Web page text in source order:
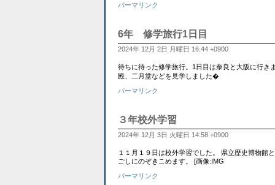
パーマリンク
6年 修学旅行1日目
2024年 12月 2日 月曜日 16:44 +0900
待ちに待った修学旅行。1日目は奈良と大阪に行き
殿、二月堂などを見学しました�
パーマリンク
３年校外学習
2024年 12月 3日 火曜日 14:58 +0900
１１月１９日は校外学習でした。 県立歴史博物館
ごしにのぞきこめます。 [画像:IMG
パーマリンク